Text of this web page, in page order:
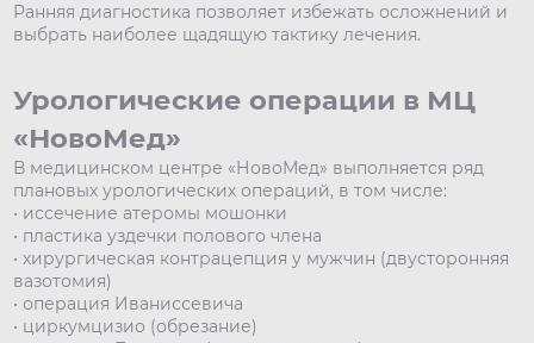
Ранняя диагностика позволяет избежать осложнений и
выбрать наиболее щадящую тактику лечения.
Урологические операции в МЦ
«НовоМед»
В медицинском центре «НовоМед» выполняется ряд
плановых урологических операций, в том числе:
• иссечение атеромы мошонки
• пластика уздечки полового члена
• хирургическая контрацепция у мужчин (двусторонняя
вазотомия)
• операция Иваниссевича
• циркумцизио (обрезание)